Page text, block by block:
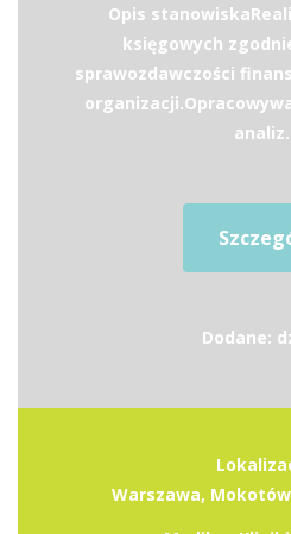
Opis
księgowych
sprawozdawczości
Dodane:
Warszawa,